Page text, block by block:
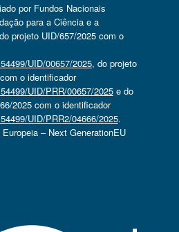
por Fundos Nacionais
para a Ciência e a
projeto UID/657/2025 com o
UID/00657/2025, do projeto
o identificador
UID/PRR/00657/2025e do
2025 com o identificador
UID/PRR2/04666/2025.
– Next GenerationEU